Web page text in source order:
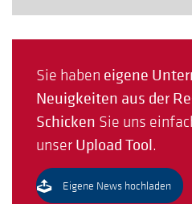
Sie haben eigene
Neuigkeiten aus der
Schicken Sie uns
unser Upload Tool.
Eigene News hochladen